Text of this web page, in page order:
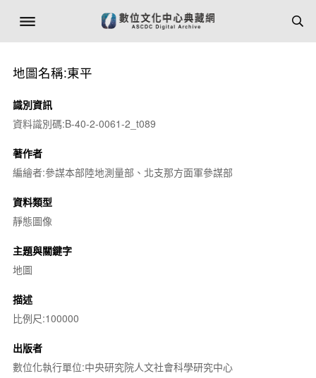
地圖名稱:東平
識別資訊
資料識別碼:B-40-2-0061-2_t089
著作者
編繪者:參謀本部陸地測量部、北支那方面軍參謀部
資料類型
靜態圖像
主題與關鍵字
地圖
描述
比例尺:100000
出版者
數位化執行單位:中央研究院人文社會科學研究中心